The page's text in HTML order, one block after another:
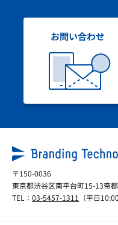
お問い合わせ
〒150-0036
東京都渋谷区南平台町15-13帝
TEL： 03-5457-1311 （平日